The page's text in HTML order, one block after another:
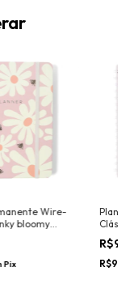
Wire-
bloomy
Pix
Cicero